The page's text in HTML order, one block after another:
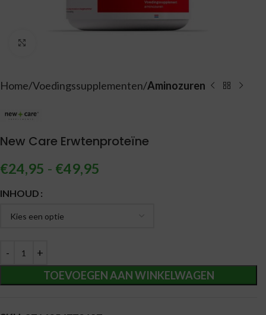
Home Voedingssupplementen Aminozuren
New Care Erwtenproteïne
€24,95 - €49,95
INHOUD
TOEVOEGEN AAN WINKELWAGEN
Alternative: